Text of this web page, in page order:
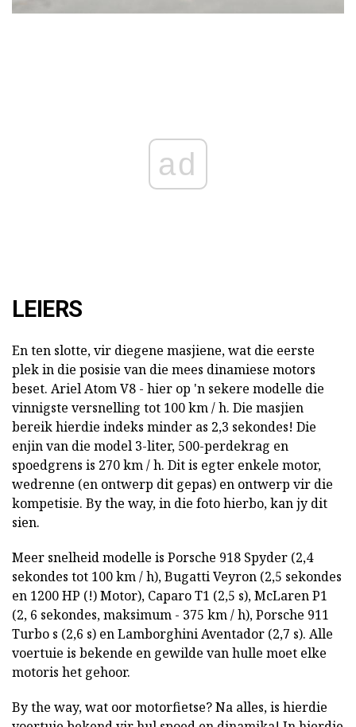
ad
LEIERS
En ten slotte, vir diegene masjiene, wat die eerste
plek in die posisie van die mees dinamiese motors
beset. Ariel Atom V8 - hier op 'n sekere modelle die
vinnigste versnelling tot 100 km / h. Die masjien
bereik hierdie indeks minder as 2,3 sekondes! Die
enjin van die model 3-liter, 500-perdekrag en
spoedgrens is 270 km / h. Dit is egter enkele motor,
wedrenne (en ontwerp dit gepas) en ontwerp vir die
kompetisie. By the way, in die foto hierbo, kan jy dit
sien.
Meer snelheid modelle is Porsche 918 Spyder (2,4
sekondes tot 100 km / h), Bugatti Veyron (2,5 sekondes
en 1200 HP (!) Motor), Caparo T1 (2,5 s), McLaren P1
(2, 6 sekondes, maksimum - 375 km / h), Porsche 911
Turbo s (2,6 s) en Lamborghini Aventador (2,7 s). Alle
voertuie is bekende en gewilde van hulle moet elke
motoris het gehoor.
By the way, wat oor motorfietse? Na alles, is hierdie